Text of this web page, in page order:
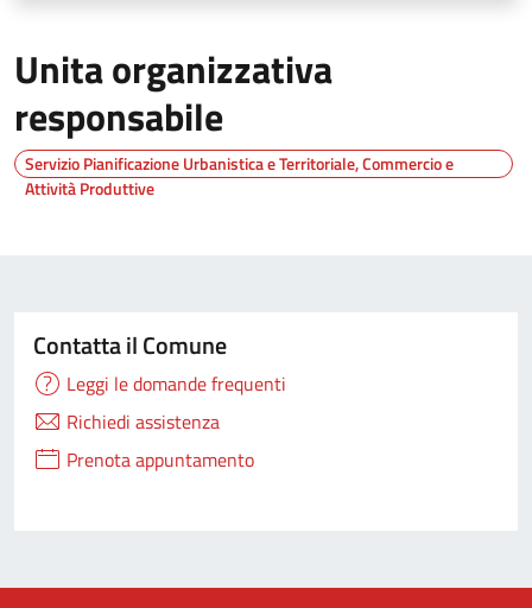
Unita organizzativa
responsabile
Servizio Pianificazione Urbanistica e Territoriale, Commercio e
Attività Produttive
Contatta il Comune
Leggi le domande frequenti
Richiedi assistenza
Prenota appuntamento